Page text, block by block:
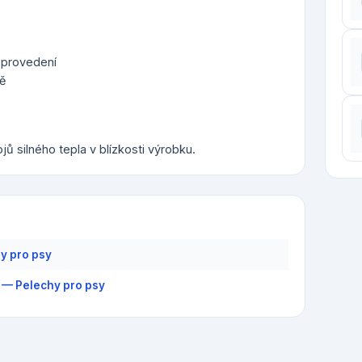
silného tepla v blízkosti výrobku.
pro psy
— Pelechy pro psy